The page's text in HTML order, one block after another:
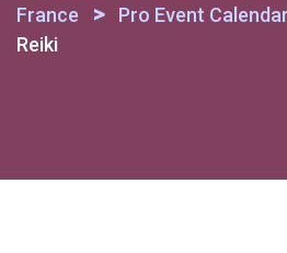
France
> Pro Event Calendar
Reiki